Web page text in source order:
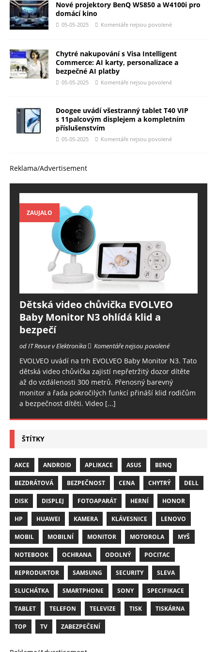
Nové projektory BenQ W5850 a W4100i pro
domácí kino
05-05-2025 Komentáře nejsou povolené
Chytré nakupování s Visa Intelligent
Commerce: AI karty, personalizace a
bezpečné AI platby
05-05-2025 Komentáře nejsou povolené
Doogee uvádí všestranný tablet T40 VIP
s 11palcovým displejem a kompletním
příslušenstvím
05-05-2025 Komentáře nejsou povolené
Reklama/Advertisement
ZAUJALO
Dětská video chůvička EVOLVEO
Baby Monitor N3 ohlídá klid a
bezpečí
od IT Revue v Elektronika Komentáře nejsou povolené
EVOLVEO uvádí na trh EVOLVEO Baby Monitor N3. Tato
dětská video chůvička zajistí nepřetržitý dozor dítěte
až do vzdálenosti 300 metrů. Přenosný barevný
monitor a řada pokročilých funkcí přináší klid rodičům
a bezpečnost dítěti. Video [...]
ŠTÍTKY
AKCE ANDROID APLIKACE ASUS BENQ
BEZDRÁTOVÁ BEZPEČNOST CENA CHYTRÝ DELL
DISK DISPLEJ FOTOAPARÁT HERNÍ HONOR
HP HUAWEI KAMERA KLÁVESNICE LENOVO
MOBIL MOBILNÍ MONITOR MOTOROLA MYŠ
NOTEBOOK OCHRANA ODOLNÝ POCITAC
REPRODUKTOR SAMSUNG SECURITY SLEVA
SLUCHÁTKA SMARTPHONE SONY SPECIFIKACE
TABLET TELEFON TELEVIZE TISK TISKÁRNA
TOP TV ZABEZPEČENÍ